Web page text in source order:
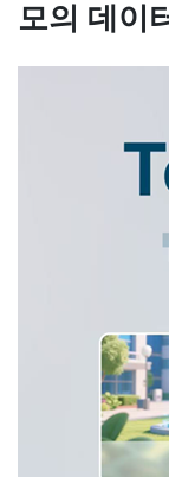
모의 데이